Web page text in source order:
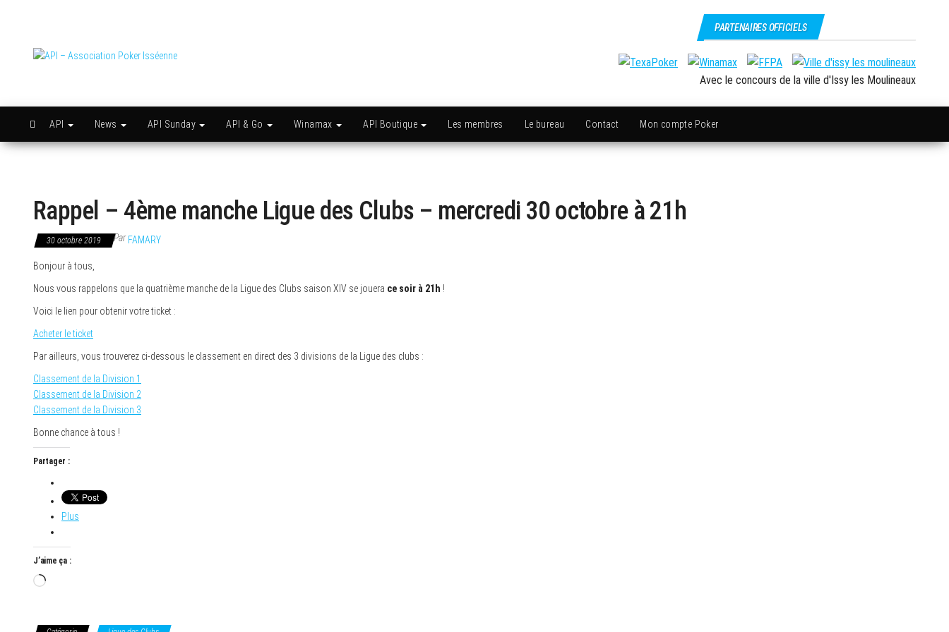
Poker
Isséenne
PARTENAIRES OFFICIELS
Avec le concours de la ville d'Issy les Moulineaux
API News API Sunday API & Go Winamax API Boutique Les membres Le bureau Contact Mon compte Poker
Rappel – 4ème manche Ligue des Clubs – mercredi 30 octobre à 21h
30 octobre 2019 ParFAMARY
Bonjour à tous,
Nous vous rappelons que la quatrième manche de la Ligue des Clubs saison XIV se jouera ce soir à 21h !
Voici le lien pour obtenir votre ticket :
Acheter le ticket
Par ailleurs, vous trouverez ci-dessous le classement en direct des 3 divisions de la Ligue des clubs :
Classement de la Division 1
Classement de la Division 2
Classement de la Division 3
Bonne chance à tous !
Partager :
Plus
J’aime ça :
Chargement…